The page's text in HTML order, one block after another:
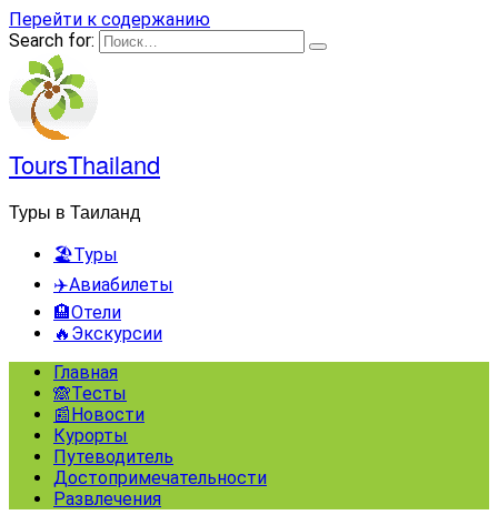
Перейти к содержанию
Search for:
ToursThailand
Туры в Таиланд
🏖️Туры
✈️Авиабилеты
🏨Отели
🔥Экскурсии
Главная
🙈Тесты
📰Новости
Курорты
Путеводитель
Достопримечательности
Развлечения